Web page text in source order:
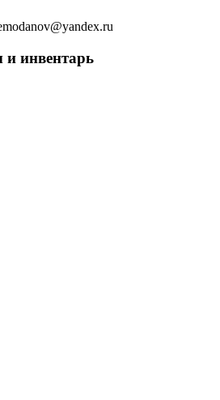
и инвентарь